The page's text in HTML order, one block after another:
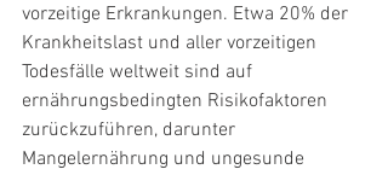
vorzeitige Erkrankungen. Etwa 20% der
Krankheitslast und aller vorzeitigen
Todesfälle weltweit sind auf
ernährungsbedingten Risikofaktoren
zurückzuführen, darunter
Mangelernährung und ungesunde